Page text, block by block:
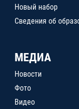
Новый набор
Сведения об
МЕДИА
Новости
Фото
Видео